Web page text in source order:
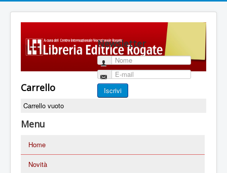
Newsletter
Nome
E-mail
Iscrivi
Carrello
Carrello vuoto
Menu
Home
Novità